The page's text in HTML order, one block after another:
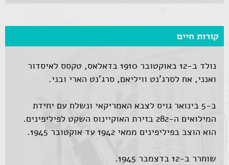
קורות חיים
נולד ב-12 באוקטובר 1910 בדאלאס, טקסס לאיסדור
ואנני, אח לסרג'נט וויליאם, סרג'נט הארי ובני.
ב-5 בינואר גויס לצבא האמריקאי ונשלח עם יחידת
המילואים ה-282 בזירת האוקיינוס השקט לפיליפינים.
הוא הוצב בפיליפינים ממאי 1942 עד אוקטובר 1945.
שוחרר ב-12 בדצמבר 1945.